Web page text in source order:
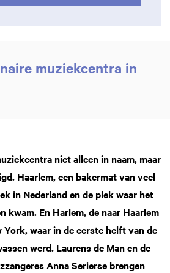
muziekcentra in
niet alleen in naam, maar
Haarlem, een bakermat van veel
in Nederland en de plek waar het
kwam. En Harlem, de naar Haarlem
York, waar in de eerste helft van de
werd. Laurens de Man en de
Anna Serierse brengen